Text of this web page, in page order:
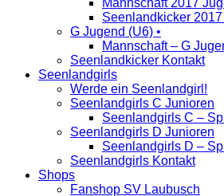
Mannschaft 2017
Seenlandkicker
G Jugend (U6) •
Mannschaft – G
Seenlandkicker Kontakt
Seenlandgirls
Werde ein Seenlandgirl!
Seenlandgirls C Junioren
Seenlandgirls C –
Seenlandgirls D Junioren
Seenlandgirls D –
Seenlandgirls Kontakt
Shops
Fanshop SV Laubusch